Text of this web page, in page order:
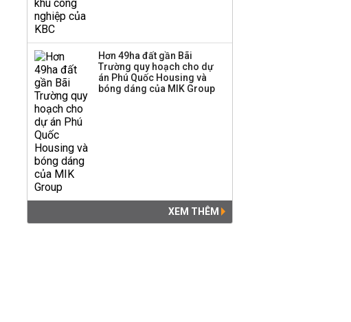
Hơn 49ha đất gần Bãi
Trường quy hoạch cho dự
án Phú Quốc Housing và
bóng dáng của MIK Group
XEM THÊM